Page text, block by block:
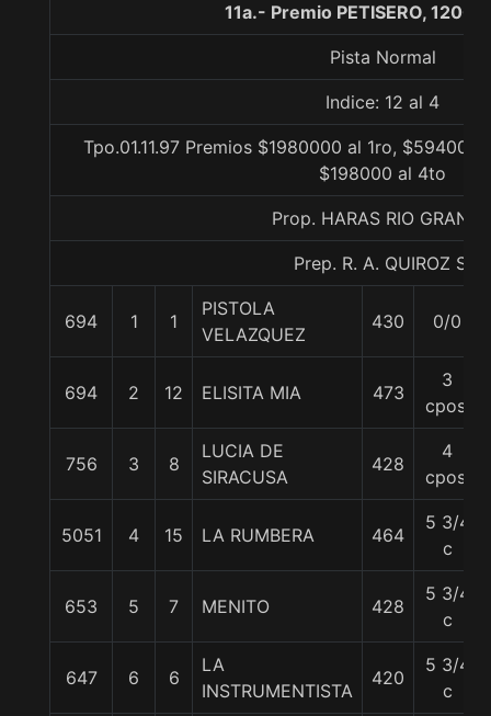
11a.- Premio PETISERO, 1200
Pista Normal
Indice: 12 al 4
Tpo.01.11.97 Premios $1980000 al 1ro,
$198000 al 4to
Prop. HARAS RIO
Prep. R. A. QUIROZ S.
694 1 1
PISTOLA
VELAZQUEZ
430 0/0
694 2 12 ELISITA MIA 473
3
cpos.
756 3 8
LUCIA DE
SIRACUSA
428
4
cpos.
5051 4 15 LA RUMBERA 464
5 3/4
c
653 5 7 MENITO 428
5 3/4
c
647 6 6
LA
INSTRUMENTISTA
420
5 3/4
c